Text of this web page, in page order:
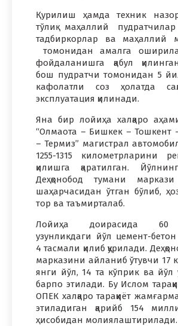
Қурилиш ҳамда техник
тўлиқ маҳаллий
тадбиркорлар ва маҳаллий
томонидан амалга
фойдаланишга қабул
бош пудратчи томонидан 5
кафолатли соз ҳолатда
эксплуатация қилинади.
Яна бир лойиҳа халқаро
“Олмаота – Бишкек – Тошкент
– Термиз” магистрал
1255-1315 километрларини
қилишга қаратилган.
Деҳқонобод тумани
шаҳарчасидан ўтган бўлиб,
тор ва таъмирталаб.
Лойиҳа доирасида 60
узунликдаги йўл цемент-
4 тасмали қилиб қурилади.
марказини айланиб ўтувчи 17
янги йўл, 14 та кўприк ва йўл
барпо этилади. Бу Ислом
ОПЕК халқаро тараққиёт
этиладиган қарийб 154
ҳисобидан молиялаштирилади.